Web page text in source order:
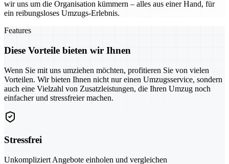
wir uns um die Organisation kümmern – alles aus einer Hand, für
ein reibungsloses Umzugs-Erlebnis.
Features
Diese Vorteile bieten wir Ihnen
Wenn Sie mit uns umziehen möchten, profitieren Sie von vielen
Vorteilen. Wir bieten Ihnen nicht nur einen Umzugsservice, sondern
auch eine Vielzahl von Zusatzleistungen, die Ihren Umzug noch
einfacher und stressfreier machen.
Stressfrei
Unkompliziert Angebote einholen und vergleichen